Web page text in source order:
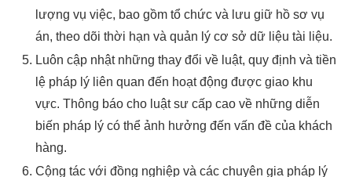
lượng vụ việc, bao gồm tổ chức và lưu giữ hồ sơ vụ
án, theo dõi thời hạn và quản lý cơ sở dữ liệu tài liệu.
Luôn cập nhật những thay đổi về luật, quy định và tiền
lệ pháp lý liên quan đến hoạt động được giao khu
vực. Thông báo cho luật sư cấp cao về những diễn
biến pháp lý có thể ảnh hưởng đến vấn đề của khách
hàng.
Cộng tác với đồng nghiệp và các chuyên gia pháp lý